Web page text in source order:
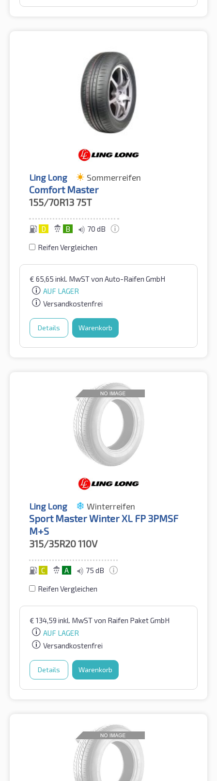
Ling Long Sommerreifen
Comfort Master
155/70R13 75T
D B 70 dB
Reifen Vergleichen
€ 65,65 inkl. MwSTvon Auto-Raifen GmbH
AUF LAGER
Versandkostenfrei
Details Warenkorb
Ling Long Winterreifen
Sport Master Winter XL FP 3PMSF
M+S
315/35R20110V
C A 75 dB
Reifen Vergleichen
€ 134,59 inkl. MwSTvon Raifen Paket GmbH
AUF LAGER
Versandkostenfrei
Details Warenkorb